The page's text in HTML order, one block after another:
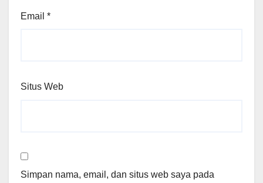
Email *
Situs Web
Simpan nama, email, dan situs web saya pada